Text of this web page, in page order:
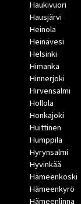
Haukivuori
Hausjärvi
Heinola
Heinävesi
Helsinki
Himanka
Hinnerjoki
Hirvensalmi
Hollola
Honkajoki
Huittinen
Humppila
Hyrynsalmi
Hyvinkää
Hämeenkoski
Hämeenkyrö